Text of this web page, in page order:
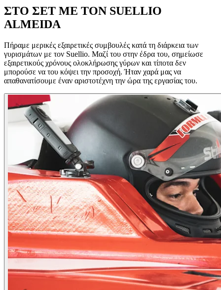
ΣΤΟ ΣΕΤ ΜΕ ΤΟΝ SUELLIO
ALMEIDA
Πήραμε μερικές εξαιρετικές συμβουλές κατά τη διάρκεια των
γυρισμάτων με τον Suellio. Μαζί του στην έδρα του, σημείωσε
εξαιρετικούς χρόνους ολοκλήρωσης γύρων και τίποτα δεν
μπορούσε να του κόψει την προσοχή. Ήταν χαρά μας να
απαθανατίσουμε έναν αριστοτέχνη την ώρα της εργασίας του.